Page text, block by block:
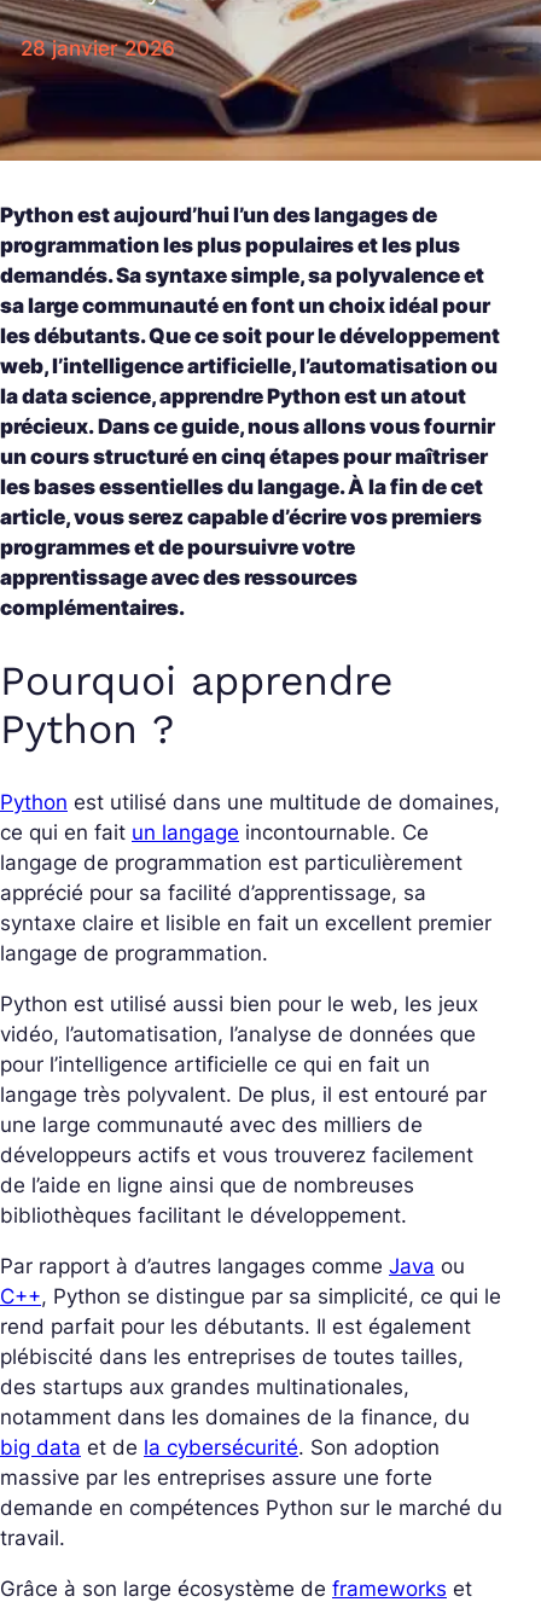
28 janvier 2026
Python est aujourd’hui l’un des langages de
programmation les plus populaires et les plus
demandés. Sa syntaxe simple, sa polyvalence et
sa large communauté en font un choix idéal pour
les débutants. Que ce soit pour le développement
web, l’intelligence artificielle, l’automatisation ou
la data science, apprendre Python est un atout
précieux.Dans ce guide, nous allons vous fournir
un cours structuré en cinq étapes pour maîtriser
les bases essentielles du langage. À la fin de cet
article, vous serez capable d’écrire vos premiers
programmes et de poursuivre votre
apprentissage avec des ressources
complémentaires.
Pourquoi apprendre
Python ?
Python est utilisé dans une multitude de domaines,
ce qui en fait un langage incontournable. Ce
langage de programmation est particulièrement
apprécié pour sa facilité d’apprentissage, sa
syntaxe claire et lisible en fait un excellent premier
langage de programmation.
Python est utilisé aussi bien pour le web, les jeux
vidéo, l’automatisation, l’analyse de données que
pour l’intelligence artificielle ce qui en fait un
langage très polyvalent. De plus, il est entouré par
une large communauté avec des milliers de
développeurs actifs et vous trouverez facilement
de l’aide en ligne ainsi que de nombreuses
bibliothèques facilitant le développement.
Par rapport à d’autres langages comme Java ou
C++, Python se distingue par sa simplicité, ce qui le
rend parfait pour les débutants. Il est également
plébiscité dans les entreprises de toutes tailles,
des startups aux grandes multinationales,
notamment dans les domaines de la finance, du
big data et de la cybersécurité. Son adoption
massive par les entreprises assure une forte
demande en compétences Python sur le marché du
travail.
Grâce à son large écosystème de frameworks et